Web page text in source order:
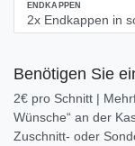
ENDKAPPEN
Benötigen Sie
2€ pro Schnitt |
Wünsche“ an der
Zuschnitt- oder